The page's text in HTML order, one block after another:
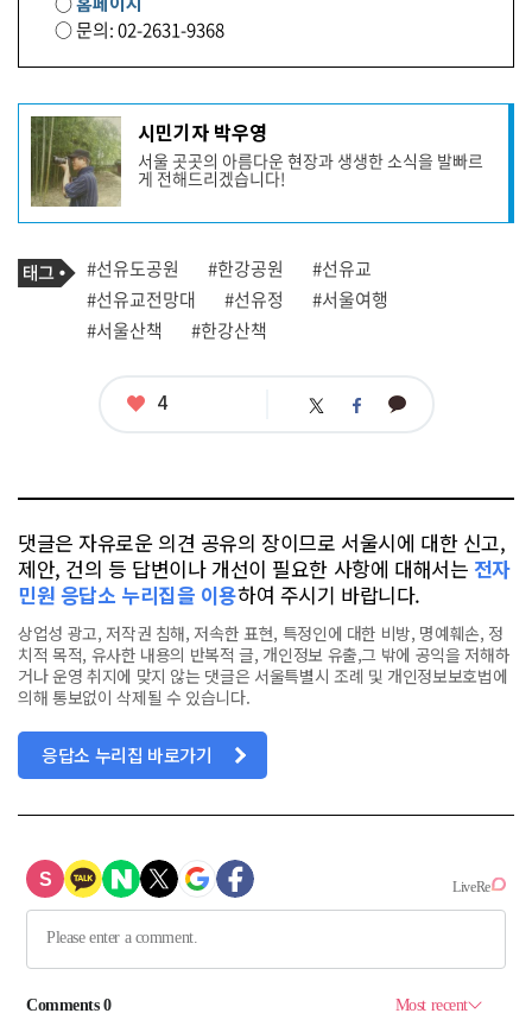
○ 문의: 02-2631-9368
기
사
작
성
자
프
필
시민기자 박우영
서울 곳곳의 아름다운 현장과 생생한 소식을 발빠르
게 전해드리겠습니다!
기
사
관
련
태
태
그
#선유도공원 #한강공원
#선유교
#선유교전망대
#선유정
#서울여행
#서울산책
#한강산책
좋
4 트 페 카
댓글은 자유로운 의견 공유의 장이므로 서울시에 대한 신고,
제안, 건의 등 답변이나 개선이 필요한 사항에 대해서는 전자
민원 응답소 누리집을 이용하여 주시기 바랍니다.
상업성 광고, 저작권 침해, 저속한 표현, 특정인에 대한 비방, 명예훼손, 정
치적 목적, 유사한 내용의 반복적 글, 개인정보 유출,그 밖에 공익을 저해하
거나 운영 취지에 맞지 않는 댓글은 서울특별시 조례 및 개인정보보호법에
의해 통보없이 삭제될 수 있습니다.
응답소 누리집 바로가기